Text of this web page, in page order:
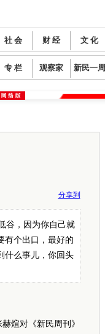
社 会 财 经 文 化
专 栏 观察家 新民一周
分享到
谷，因为你自己就
有个出口，最好的
什么事儿，你回头
煊对《新民周刊》